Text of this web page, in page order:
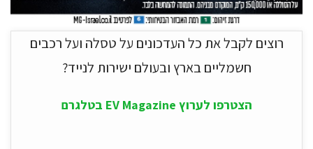
רוצים לקבל את כל העדכונים על טסלה ועל רכבים
חשמליים בארץ ובעולם ישירות לנייד?
הצטרפו לערוץ EV Magazine בטלגרם